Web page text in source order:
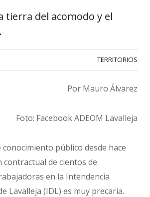
tierra del acomodo y el
TERRITORIOS
Por Mauro Álvarez
Foto: Facebook ADEOM Lavalleja
conocimiento público desde hace
contractual de cientos de
en la Intendencia
Lavalleja (IDL) es muy precaria.